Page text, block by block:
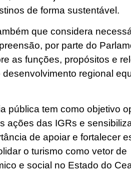
de forma sustentável.
que considera
por parte do
as funções, propósitos e
regional
pública tem como objetivo
ações das IGRs e
de apoiar e fortalecer
o turismo como vetor de
e social no Estado do